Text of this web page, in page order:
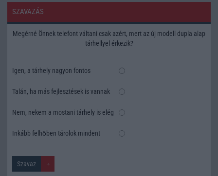
SZAVAZÁS
Megérné Önnek telefont váltani csak azért, mert az új modell dupla alap
tárhellyel érkezik?
Igen, a tárhely nagyon fontos
Talán, ha más fejlesztések is vannak
Nem, nekem a mostani tárhely is elég
Inkább felhőben tárolok mindent